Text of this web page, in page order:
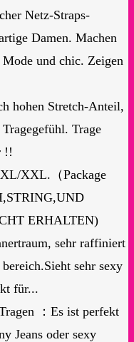
Netz-Straps-
Damen. Machen
und chic. Zeigen
hohen Stretch-Anteil,
Trage
!!
XXL.（Package
ERHALTEN)
sehr raffiniert
sehr sexy
für...
：Es ist perfekt
Jeans oder sexy